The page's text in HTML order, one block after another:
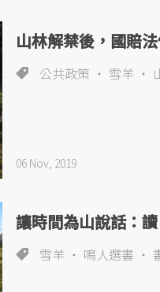
山林解禁後，國賠
公共政策 雪羊
06 Nov, 2019
讓時間為山說話：
雪羊 鳴人選書